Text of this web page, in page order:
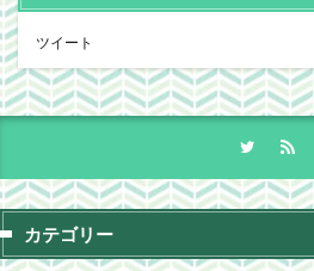
ツイート
カテゴリー